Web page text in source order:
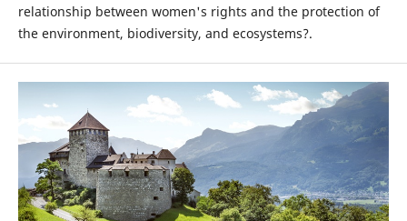
relationship between women's rights and the protection of
the environment, biodiversity, and ecosystems?.